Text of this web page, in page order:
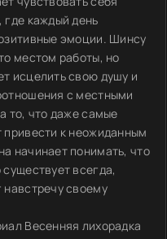
каждый день
эмоции. Шинсу
местом работы, но
исцелить свою душу и
с местными
то, что даже самые
к неожиданным
начинает понимать, что
всегда,
своему
Весенняя лихорадка